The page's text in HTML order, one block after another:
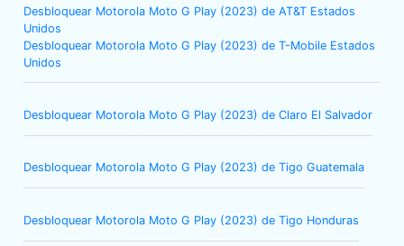
Desbloquear Motorola Moto G Play (2023) de AT&T Estados
Unidos
Desbloquear Motorola Moto G Play (2023) de T-Mobile Estados
Unidos
Desbloquear Motorola Moto G Play (2023) de Claro El Salvador
Desbloquear Motorola Moto G Play (2023) de Tigo Guatemala
Desbloquear Motorola Moto G Play (2023) de Tigo Honduras